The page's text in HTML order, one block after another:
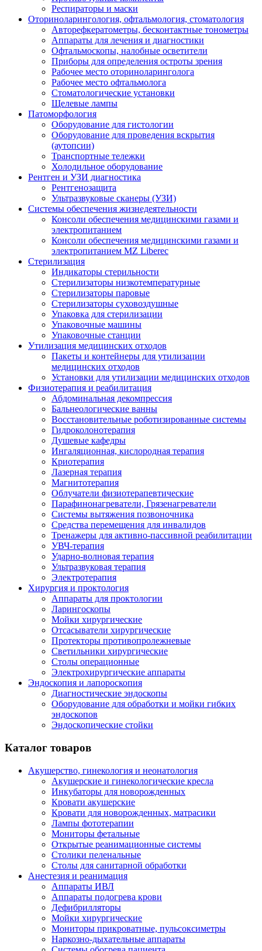
Респираторы и маски
Оториноларингология, офтальмология, стоматология
Авторефкератометры, бесконтактные тонометры
Аппараты для лечения и диагностики
Офтальмоскопы, налобные осветители
Приборы для определения остроты зрения
Рабочее место оториноларинголога
Рабочее место офтальмолога
Стоматологические установки
Щелевые лампы
Патоморфология
Оборудование для гистологии
Оборудование для проведения вскрытия
(аутопсии)
Транспортные тележки
Холодильное оборудование
Рентген и УЗИ диагностика
Рентгенозащита
Ультразвуковые сканеры (УЗИ)
Системы обеспечения жизнедеятельности
Консоли обеспечения медицинскими газами и
электропитанием
Консоли обеспечения медицинскими газами и
электропитанием MZ Liberec
Стерилизация
Индикаторы стерильности
Стерилизаторы низкотемпературные
Стерилизаторы паровые
Стерилизаторы суховоздушные
Упаковка для стерилизации
Упаковочные машины
Упаковочные станции
Утилизация медицинских отходов
Пакеты и контейнеры для утилизации
медицинских отходов
Установки для утилизации медицинских отходов
Физиотерапия и реабилитация
Абдоминальная декомпрессия
Бальнеологические ванны
Восстановительные роботизированные системы
Гидроколонотерапия
Душевые кафедры
Ингаляционная, кислородная терапия
Криотерапия
Лазерная терапия
Магнитотерапия
Облучатели физиотерапевтические
Парафинонагреватели, Грязенагреватели
Системы вытяжения позвоночника
Средства перемещения для инвалидов
Тренажеры для активно-пассивной реабилитации
УВЧ-терапия
Ударно-волновая терапия
Ультразвуковая терапия
Электротерапия
Хирургия и проктология
Аппараты для проктологии
Ларингоскопы
Мойки хирургические
Отсасыватели хирургические
Протекторы противопролежневые
Светильники хирургические
Столы операционные
Электрохирургические аппараты
Эндоскопия и лапороскопия
Диагностические эндоскопы
Оборудование для обработки и мойки гибких
эндоскопов
Эндоскопические стойки
Каталог товаров
Акушерство, гинекология и неонатология
Акушерские и гинекологические креслa
Инкубаторы для новорожденных
Кровати акушерские
Кровати для новорожденных, матрасики
Лампы фототерапии
Мониторы фетальные
Открытые реанимационные системы
Столики пеленальные
Столы для санитарной обработки
Анестезия и реанимация
Аппараты ИВЛ
Аппараты подогрева крови
Дефибрилляторы
Мойки хирургические
Мониторы прикроватные, пульсоксиметры
Наркозно-дыхательные аппараты